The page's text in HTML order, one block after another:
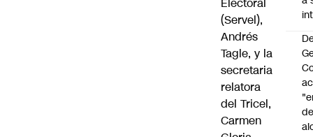
(Servel),
Andrés
Tagle, y la
secretaria
relatora
del Tricel,
Carmen